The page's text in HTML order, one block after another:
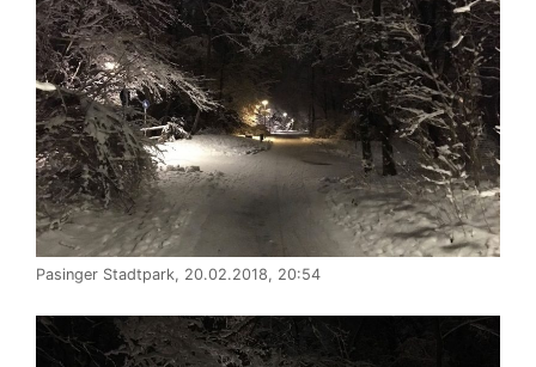
Pasinger Stadtpark, 20.02.2018, 20:54